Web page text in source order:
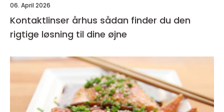
06. April 2026
Kontaktlinser århus sådan finder du den
rigtige løsning til dine øjne